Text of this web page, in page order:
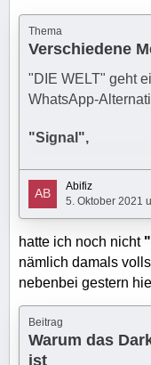
Thema
Verschiedene
"DIE WELT" geht
WhatsApp-
"Signal",
"Wire".
https://
Abifiz
5. Oktober 2021
hatte ich noch nicht
nämlich damals
nebenbei gestern
Beitrag
Warum das
ist